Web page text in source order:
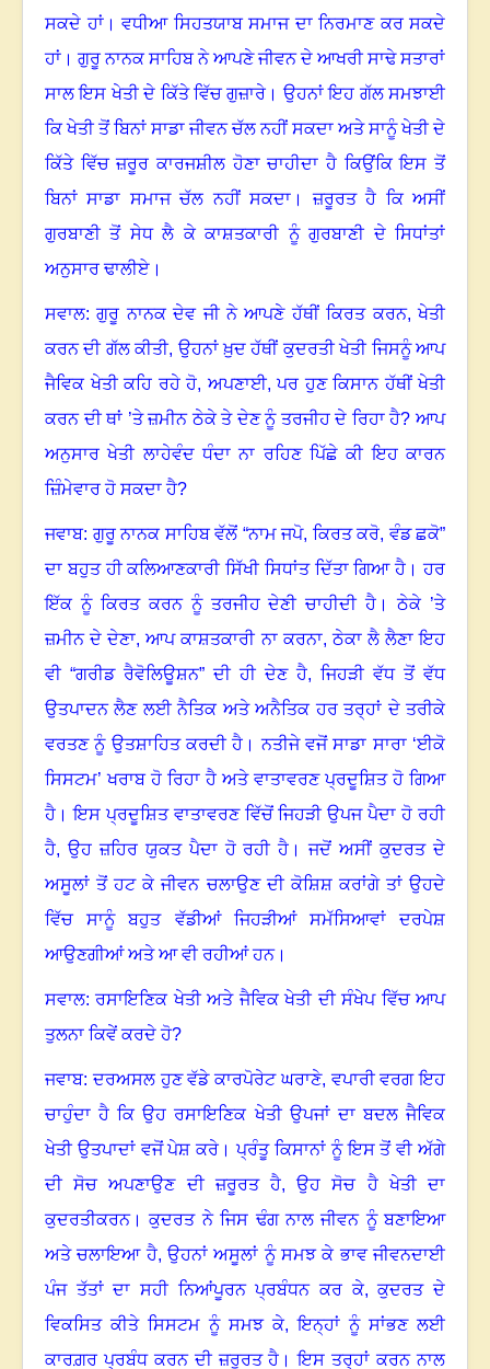
ਸਕਦੇ ਹਾਂ। ਵਧੀਆ ਸਿਹਤਯਾਬ ਸਮਾਜ ਦਾ ਨਿਰਮਾਣ ਕਰ ਸਕਦੇ
ਹਾਂ । ਗੁਰੂ ਨਾਨਕ ਸਾਹਿਬ ਨੇ ਆਪਣੇ ਜੀਵਨ ਦੇ ਆਖਰੀ ਸਾਢੇ ਸਤਾਰਾਂ
ਸਾਲ ਇਸ ਖੇਤੀ ਦੇ ਕਿੱਤੇ ਵਿੱਚ ਗੁਜ਼ਾਰੇ । ਉਹਨਾਂ ਇਹ ਗੱਲ ਸਮਝਾਈ
ਕਿ ਖੇਤੀ ਤੋਂ ਬਿਨਾਂ ਸਾਡਾ ਜੀਵਨ ਚੱਲ ਨਹੀਂ ਸਕਦਾ ਅਤੇ ਸਾਨੂੰ ਖੇਤੀ ਦੇ
ਕਿੱਤੇ ਵਿੱਚ ਜ਼ਰੂਰ ਕਾਰਜਸ਼ੀਲ ਹੋਣਾ ਚਾਹੀਦਾ ਹੈ ਕਿਉਂਕਿ ਇਸ ਤੋਂ
ਬਿਨਾਂ ਸਾਡਾ ਸਮਾਜ ਚੱਲ ਨਹੀਂ ਸਕਦਾ ।ਜ਼ਰੂਰਤ ਹੈ ਕਿ ਅਸੀਂ
ਗੁਰਬਾਣੀ ਤੋਂ ਸੇਧ ਲੈ ਕੇ ਕਾਸ਼ਤਕਾਰੀ ਨੂੰ ਗੁਰਬਾਣੀ ਦੇ ਸਿਧਾਂਤਾਂ
ਅਨੁਸਾਰ ਢਾਲੀਏ ।
ਸਵਾਲ: ਗੁਰੂ ਨਾਨਕ ਦੇਵ ਜੀ ਨੇ ਆਪਣੇ ਹੱਥੀਂ ਕਿਰਤ ਕਰਨ,ਖੇਤੀ
ਕਰਨ ਦੀ ਗੱਲ ਕੀਤੀ, ਉਹਨਾਂ ਖ਼ੁਦ ਹੱਥੀਂ ਕੁਦਰਤੀ ਖੇਤੀ ਜਿਸਨੂੰ ਆਪ
ਜੈਵਿਕ ਖੇਤੀ ਕਹਿ ਰਹੇ ਹੋ, ਅਪਣਾਈ,ਪਰ ਹੁਣ ਕਿਸਾਨ ਹੱਥੀਂ ਖੇਤੀ
ਕਰਨ ਦੀ ਥਾਂ ’ਤੇ ਜ਼ਮੀਨ ਠੇਕੇ ਤੇ ਦੇਣ ਨੂੰ ਤਰਜੀਹ ਦੇ ਰਿਹਾ ਹੈ?ਆਪ
ਅਨੁਸਾਰ ਖੇਤੀ ਲਾਹੇਵੰਦ ਧੰਦਾ ਨਾ ਰਹਿਣ ਪਿੱਛੇ ਕੀ ਇਹ ਕਾਰਨ
ਜ਼ਿੰਮੇਵਾਰ ਹੋ ਸਕਦਾ ਹੈ?
ਜਵਾਬ: ਗੁਰੂ ਨਾਨਕ ਸਾਹਿਬ ਵੱਲੋਂ “ਨਾਮ ਜਪੋ, ਕਿਰਤ ਕਰੋ, ਵੰਡ ਛਕੋ”
ਦਾ ਬਹੁਤ ਹੀ ਕਲਿਆਣਕਾਰੀ ਸਿੱਖੀ ਸਿਧਾਂਤ ਦਿੱਤਾ ਗਿਆ ਹੈ ।ਹਰ
ਇੱਕ ਨੂੰ ਕਿਰਤ ਕਰਨ ਨੂੰ ਤਰਜੀਹ ਦੇਣੀ ਚਾਹੀਦੀ ਹੈ ।ਠੇਕੇ ’ਤੇ
ਜ਼ਮੀਨ ਦੇ ਦੇਣਾ,ਆਪ ਕਾਸ਼ਤਕਾਰੀ ਨਾ ਕਰਨਾ,ਠੇਕਾ ਲੈ ਲੈਣਾ ਇਹ
ਵੀ “ਗਰੀਡ ਰੈਵੋਲਿਊਸ਼ਨ” ਦੀ ਹੀ ਦੇਣ ਹੈ, ਜਿਹੜੀ ਵੱਧ ਤੋਂ ਵੱਧ
ਉਤਪਾਦਨ ਲੈਣ ਲਈ ਨੈਤਿਕ ਅਤੇ ਅਨੈਤਿਕ ਹਰ ਤਰ੍ਹਾਂ ਦੇ ਤਰੀਕੇ
ਵਰਤਣ ਨੂੰ ਉਤਸ਼ਾਹਿਤ ਕਰਦੀ ਹੈ ।ਨਤੀਜੇ ਵਜੋਂ ਸਾਡਾ ਸਾਰਾ ‘ਈਕੋ
ਸਿਸਟਮ’ ਖਰਾਬ ਹੋ ਰਿਹਾ ਹੈ ਅਤੇ ਵਾਤਾਵਰਣ ਪ੍ਰਦੂਸ਼ਿਤ ਹੋ ਗਿਆ
ਹੈ ।ਇਸ ਪ੍ਰਦੂਸ਼ਿਤ ਵਾਤਾਵਰਣ ਵਿੱਚੋਂ ਜਿਹੜੀ ਉਪਜ ਪੈਦਾ ਹੋ ਰਹੀ
ਹੈ, ਉਹ ਜ਼ਹਿਰ ਯੁਕਤ ਪੈਦਾ ਹੋ ਰਹੀ ਹੈ ।ਜਦੋਂ ਅਸੀਂ ਕੁਦਰਤ ਦੇ
ਅਸੂਲਾਂ ਤੋਂ ਹਟ ਕੇ ਜੀਵਨ ਚਲਾਉਣ ਦੀ ਕੋਸ਼ਿਸ਼ ਕਰਾਂਗੇ ਤਾਂ ਉਹਦੇ
ਵਿੱਚ ਸਾਨੂੰ ਬਹੁਤ ਵੱਡੀਆਂ ਜਿਹੜੀਆਂ ਸਮੱਸਿਆਵਾਂ ਦਰਪੇਸ਼
ਆਉਣਗੀਆਂ ਅਤੇ ਆ ਵੀ ਰਹੀਆਂ ਹਨ।
ਸਵਾਲ: ਰਸਾਇਣਿਕ ਖੇਤੀ ਅਤੇ ਜੈਵਿਕ ਖੇਤੀ ਦੀ ਸੰਖੇਪ ਵਿੱਚ ਆਪ
ਤੁਲਨਾ ਕਿਵੇਂ ਕਰਦੇ ਹੋ?
ਜਵਾਬ: ਦਰਅਸਲ ਹੁਣ ਵੱਡੇ ਕਾਰਪੋਰੇਟ ਘਰਾਣੇ, ਵਪਾਰੀ ਵਰਗ ਇਹ
ਚਾਹੁੰਦਾ ਹੈ ਕਿ ਉਹ ਰਸਾਇਣਿਕ ਖੇਤੀ ਉਪਜਾਂ ਦਾ ਬਦਲ ਜੈਵਿਕ
ਖੇਤੀ ਉਤਪਾਦਾਂ ਵਜੋਂ ਪੇਸ਼ ਕਰੇ ।ਪ੍ਰੰਤੂ ਕਿਸਾਨਾਂ ਨੂੰ ਇਸ ਤੋਂ ਵੀ ਅੱਗੇ
ਦੀ ਸੋਚ ਅਪਣਾਉਣ ਦੀ ਜ਼ਰੂਰਤ ਹੈ,ਉਹ ਸੋਚ ਹੈ ਖੇਤੀ ਦਾ
ਕੁਦਰਤੀਕਰਨ।ਕੁਦਰਤ ਨੇ ਜਿਸ ਢੰਗ ਨਾਲ ਜੀਵਨ ਨੂੰ ਬਣਾਇਆ
ਅਤੇ ਚਲਾਇਆ ਹੈ, ਉਹਨਾਂ ਅਸੂਲਾਂ ਨੂੰ ਸਮਝ ਕੇ ਭਾਵ ਜੀਵਨਦਾਈ
ਪੰਜ ਤੱਤਾਂ ਦਾ ਸਹੀ ਨਿਆਂਪੂਰਨ ਪ੍ਰਬੰਧਨ ਕਰ ਕੇ,ਕੁਦਰਤ ਦੇ
ਵਿਕਸਿਤ ਕੀਤੇ ਸਿਸਟਮ ਨੂੰ ਸਮਝ ਕੇ, ਇਨ੍ਹਾਂ ਨੂੰ ਸਾਂਭਣ ਲਈ
ਕਾਰਗ਼ਰ ਪ੍ਰਬੰਧ ਕਰਨ ਦੀ ਜ਼ਰੂਰਤ ਹੈ ।ਇਸ ਤਰ੍ਹਾਂ ਕਰਨ ਨਾਲ